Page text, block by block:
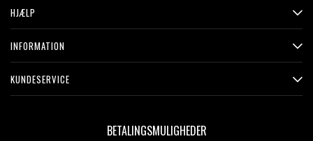
HJÆLP
INFORMATION
KUNDESERVICE
BETALINGSMULIGHEDER